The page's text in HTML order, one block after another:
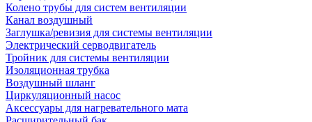
Колено трубы для систем вентиляции
Канал воздушный
Заглушка/ревизия для системы вентиляции
Электрический серводвигатель
Тройник для системы вентиляции
Изоляционная трубка
Воздушный шланг
Циркуляционный насос
Аксессуары для нагревательного мата